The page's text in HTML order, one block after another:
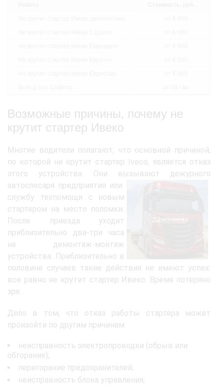
Возможные причины, почему не
крутит стартер Ивеко
Многие водители полагают, что основной причиной,
по которой не крутит стартер Iveco, является отказ
этого устройства. Они вызывают дежурного
автослесаря предприятия или
службу техпомощи с новым
стартером на место поломки.
После приезда уходит
приблизительно два-три часа
на демонтаж-монтаж
устройства. Приблизительно в
половине случаев такие действия не имеют успех:
все равно не крутит стартер Ивеко. Время потеряно
зря.
Дело в том, что отказ работы стартера может
произойти по другим причинам:
неисправность электропроводки (обрыв или
обгорание);
перегорание предохранителей;
неисправность блока управления;